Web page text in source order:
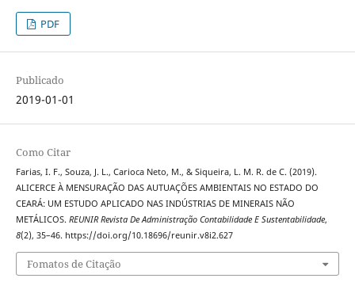
PDF
Publicado
2019-01-01
Como Citar
Farias, I. F., Souza, J. L., Carioca Neto, M., & Siqueira, L. M. R. de C. (2019).
ALICERCE À MENSURAÇÃO DAS AUTUAÇÕES AMBIENTAIS NO ESTADO DO
CEARÁ: UM ESTUDO APLICADO NAS INDÚSTRIAS DE MINERAIS NÃO
METÁLICOS. REUNIR Revista De Administração Contabilidade E Sustentabilidade,
8(2), 35–46. https://doi.org/10.18696/reunir.v8i2.627
Fomatos de Citação